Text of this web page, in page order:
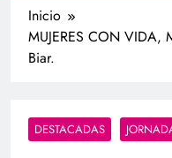
Inicio
MUJERES CON VIDA,
Biar.
DESTACADAS